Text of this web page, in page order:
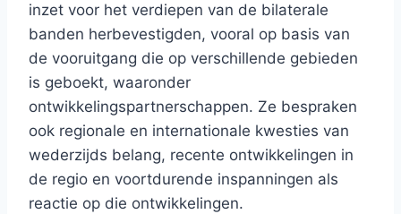
inzet voor het verdiepen van de bilaterale
banden herbevestigden, vooral op basis van
de vooruitgang die op verschillende gebieden
is geboekt, waaronder
ontwikkelingspartnerschappen. Ze bespraken
ook regionale en internationale kwesties van
wederzijds belang, recente ontwikkelingen in
de regio en voortdurende inspanningen als
reactie op die ontwikkelingen.